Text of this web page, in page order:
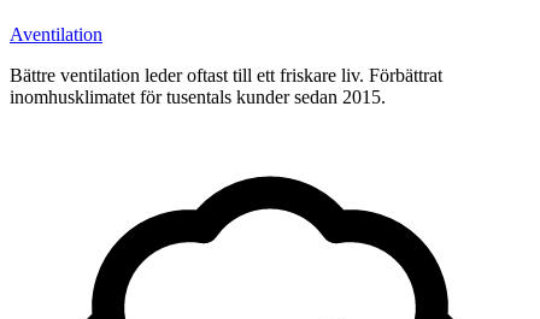
Aventilation
Bättre ventilation leder oftast till ett friskare liv. Förbättrat
inomhusklimatet för tusentals kunder sedan 2015.